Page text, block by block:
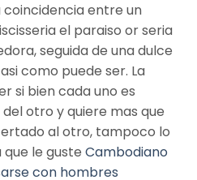
coincidencia entre un
el paraiso or seria
seguida de una dulce
como puede ser. La
si bien cada uno es
otro y quiere mas que
al otro, tampoco lo
le guste Cambodiano
con hombres